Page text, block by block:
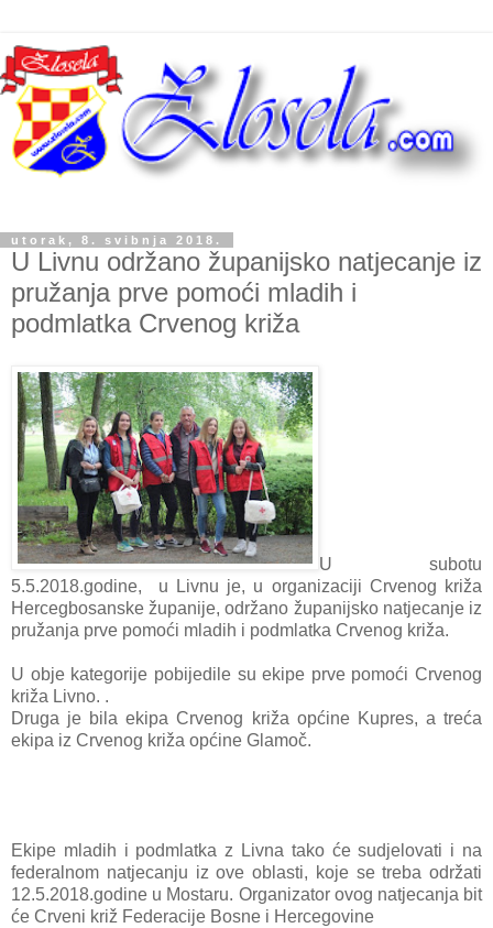
utorak, 8. svibnja 2018.
U Livnu održano županijsko natjecanje iz
pružanja prve pomoći mladih i
podmlatka Crvenog križa
U subotu
5.5.2018.godine, u Livnu je, u organizaciji Crvenog križa
Hercegbosanske županije, održano županijsko natjecanje iz
pružanja prve pomoći mladih i podmlatka Crvenog križa.
U obje kategorije pobijedile su ekipe prve pomoći Crvenog
križa Livno. .
Druga je bila ekipa Crvenog križa općine Kupres, a treća
ekipa iz Crvenog križa općine Glamoč.
Ekipe mladih i podmlatka z Livna tako će sudjelovati i na
federalnom natjecanju iz ove oblasti, koje se treba održati
12.5.2018.godine u Mostaru. Organizator ovog natjecanja bit
će Crveni križ Federacije Bosne i Hercegovine